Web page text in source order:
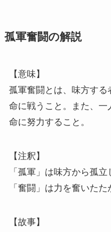
孤軍奮闘の解説
【意味】
孤軍奮闘とは、味方す
命に戦うこと。また、
命に努力すること。
【注釈】
「孤軍」は味方から孤立
「奮闘」は力を奮いたた
【故事】